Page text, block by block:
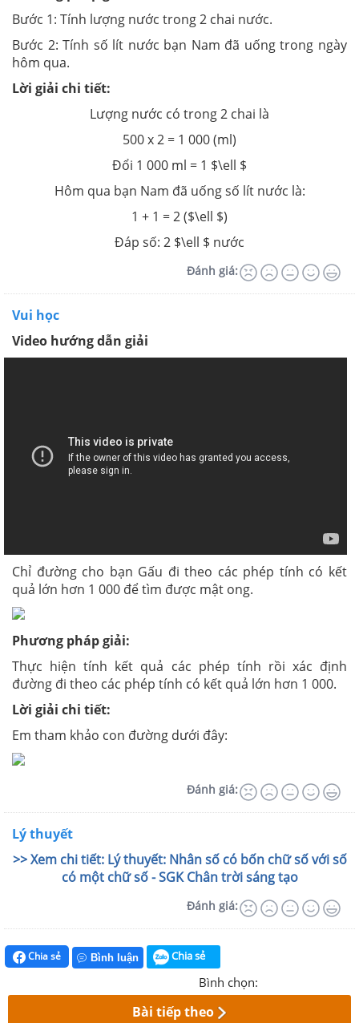
Bước 1: Tính lượng nước trong 2 chai nước.
Bước 2: Tính số lít nước bạn Nam đã uống trong ngày
hôm qua.
Lời giải chi tiết:
Lượng nước có trong 2 chai là
500 x 2 = 1 000 (ml)
Đổi 1 000 ml = 1 $\ell $
Hôm qua bạn Nam đã uống số lít nước là:
1 + 1 = 2 ($\ell $)
Đáp số: 2 $\ell $ nước
Đánh giá:
Vui học
Video hướng dẫn giải
Chỉ đường cho bạn Gấu đi theo các phép tính có kết
quả lớn hơn 1 000 để tìm được mật ong.
Phương pháp giải:
Thực hiện tính kết quả các phép tính rồi xác định
đường đi theo các phép tính có kết quả lớn hơn 1 000.
Lời giải chi tiết:
Em tham khảo con đường dưới đây:
Đánh giá:
Lý thuyết
>> Xem chi tiết: Lý thuyết: Nhân số có bốn chữ số với số
có một chữ số - SGK Chân trời sáng tạo
Đánh giá:
Chia sẻ Bình luận Chia sẻ
Bình chọn:
Bài tiếp theo